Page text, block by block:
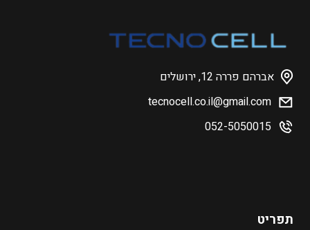
אברהם פררה 12, ירושלים
tecnocell.co.il@gmail.com
052-5050015
תפריט